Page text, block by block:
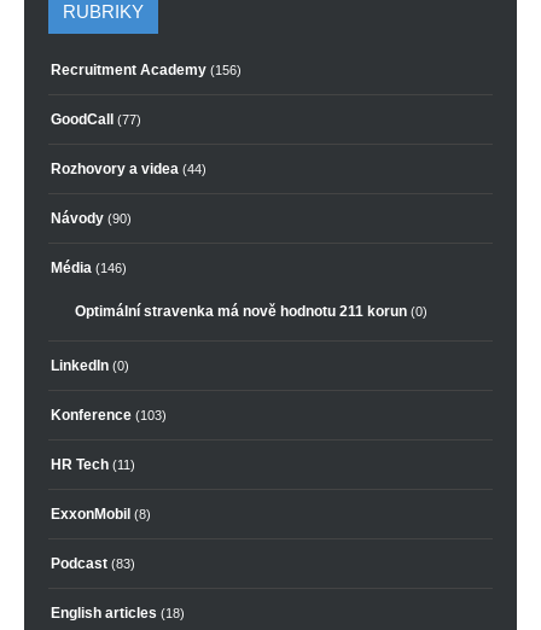
RUBRIKY
Recruitment Academy (156)
GoodCall (77)
Rozhovory a videa (44)
Návody (90)
Média (146)
Optimální stravenka má nově hodnotu 211 korun (0)
LinkedIn (0)
Konference (103)
HR Tech (11)
ExxonMobil (8)
Podcast (83)
English articles (18)